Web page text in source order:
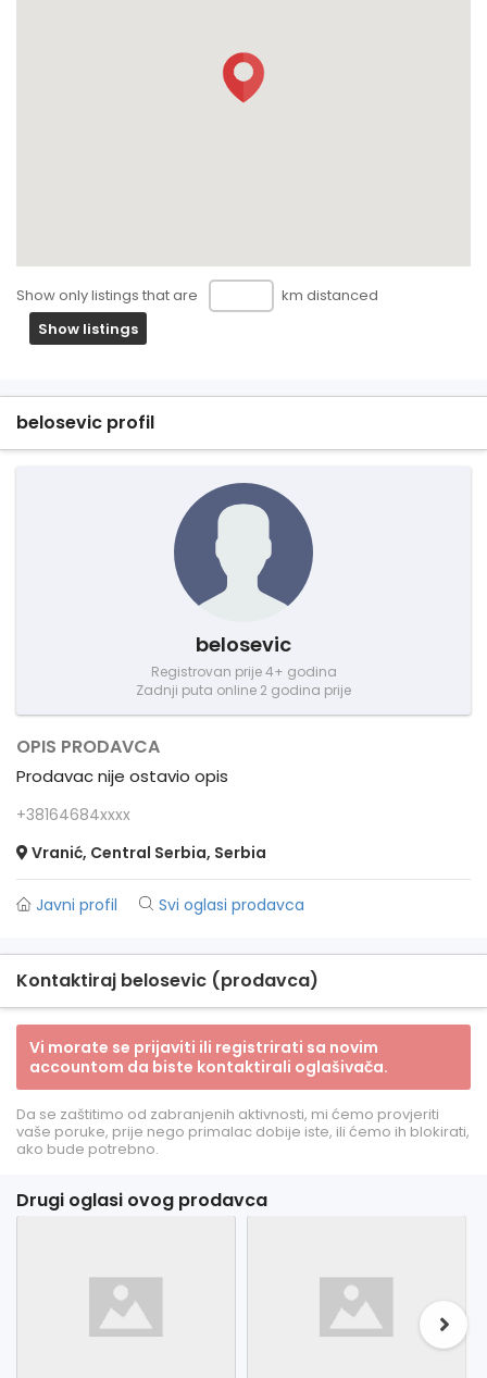
Show only listings that are
km distanced
Show listings
belosevic profil
belosevic
Registrovan prije 4+ godina
Zadnji puta online 2 godina prije
OPIS PRODAVCA
Prodavac nije ostavio opis
+38164684xxxx
Vranić, Central Serbia, Serbia
Javni profil Svi oglasi prodavca
Kontaktiraj belosevic (prodavca)
Vi morate se prijaviti ili registrirati sa novim
accountom da biste kontaktirali oglašivača.
Da se zaštitimo od zabranjenih aktivnosti, mi ćemo provjeriti
vaše poruke, prije nego primalac dobije iste, ili ćemo ih blokirati,
ako bude potrebno.
Drugi oglasi ovog prodavca